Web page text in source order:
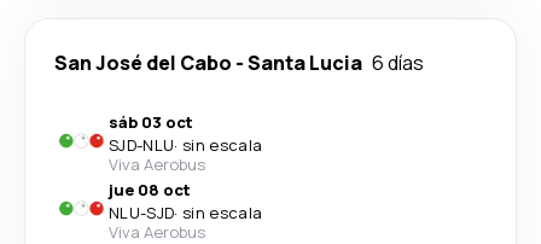
San José del Cabo -Santa Lucia 6 días
sáb 03 oct
SJD-NLU· sin escala
Viva Aerobus
jue 08 oct
NLU-SJD· sin escala
Viva Aerobus